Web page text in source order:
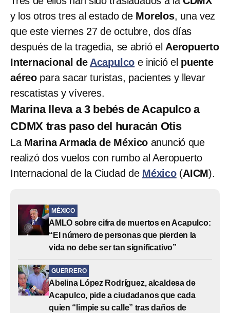
y los otros tres al estado de Morelos, una vez
que este viernes 27 de octubre, dos días
después de la tragedia, se abrió el Aeropuerto
Internacional de Acapulco e inició el puente
aéreo para sacar turistas, pacientes y llevar
rescatistas y víveres.
Marina lleva a 3 bebés de Acapulco a
CDMX tras paso del huracán Otis
La Marina Armada de México anunció que
realizó dos vuelos con rumbo al Aeropuerto
Internacional de la Ciudad de México(AICM).
MÉXICO
AMLO sobre cifra de muertos en Acapulco:
“El número de personas que pierden la
vida no debe ser tan significativo”
GUERRERO
Abelina López Rodríguez, alcaldesa de
Acapulco, pide a ciudadanos que cada
quien “limpie su calle” tras daños de